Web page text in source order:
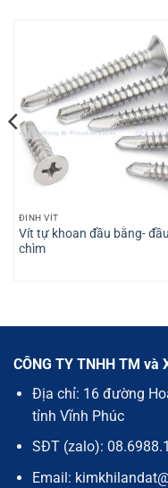
ĐINH VÍT
Vít tự khoan đầu bằng- đầu
chìm
CÔNG TY TNHH TM và
Địa chỉ: 16 đường
tỉnh Vĩnh Phúc
SĐT (zalo):
Email: